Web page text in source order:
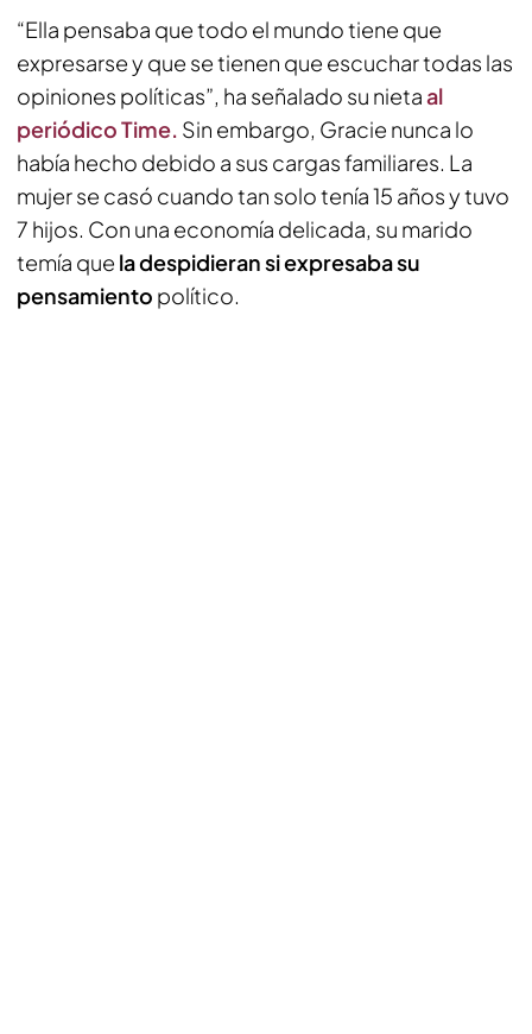
“Ella pensaba que todo el mundo tiene que
expresarse y que se tienen que escuchar todas las
opiniones políticas”, ha señalado su nietaal
periódico Time. Sin embargo, Gracie nunca lo
había hecho debido a sus cargas familiares. La
mujer se casó cuando tan solo tenía 15 años y tuvo
7 hijos. Con una economía delicada, su marido
temía que la despidieran si expresaba su
pensamiento político.